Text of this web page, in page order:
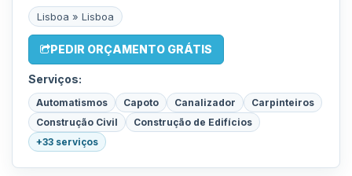
Lisboa » Lisboa
PEDIR ORÇAMENTO GRÁTIS
Serviços:
Automatismos Capoto Canalizador
Carpinteiros
Construção Civil
Construção de Edifícios
+33 serviços